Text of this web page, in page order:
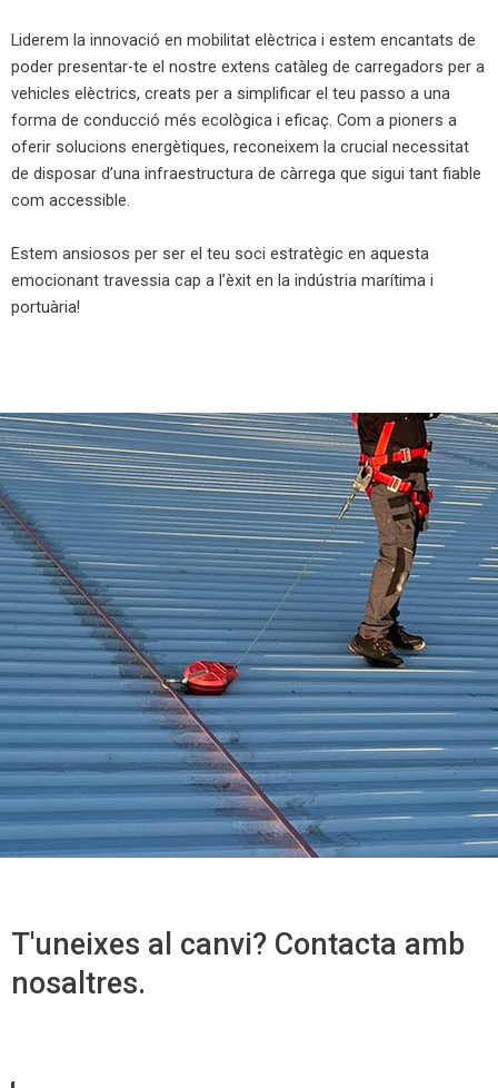
Liderem la innovació en mobilitat elèctrica i estem encantats de
poder presentar-te el nostre extens catàleg de carregadors per a
vehicles elèctrics, creats per a simplificar el teu passo a una
forma de conducció més ecològica i eficaç. Com a pioners a
oferir solucions energètiques, reconeixem la crucial necessitat
de disposar d’una infraestructura de càrrega que sigui tant fiable
com accessible.
Estem ansiosos per ser el teu soci estratègic en aquesta
emocionant travessia cap a l’èxit en la indústria marítima i
portuària!
T'uneixes al canvi? Contacta amb
nosaltres.